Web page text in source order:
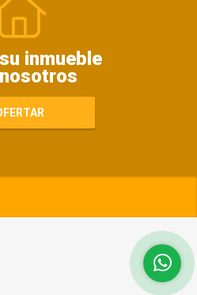
inmueble